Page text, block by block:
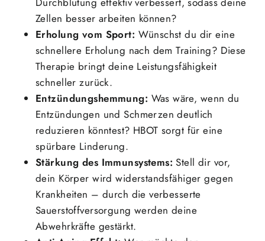
Zellen besser arbeiten können?
Erholung vom Sport: Wünschst du dir eine
schnellere Erholung nach dem Training? Diese
Therapie bringt deine Leistungsfähigkeit
schneller zurück.
Entzündungshemmung: Was wäre, wenn du
Entzündungen und Schmerzen deutlich
reduzieren könntest? HBOT sorgt für eine
spürbare Linderung.
Stärkung des Immunsystems: Stell dir vor,
dein Körper wird widerstandsfähiger gegen
Krankheiten – durch die verbesserte
Sauerstoffversorgung werden deine
Abwehrkräfte gestärkt.